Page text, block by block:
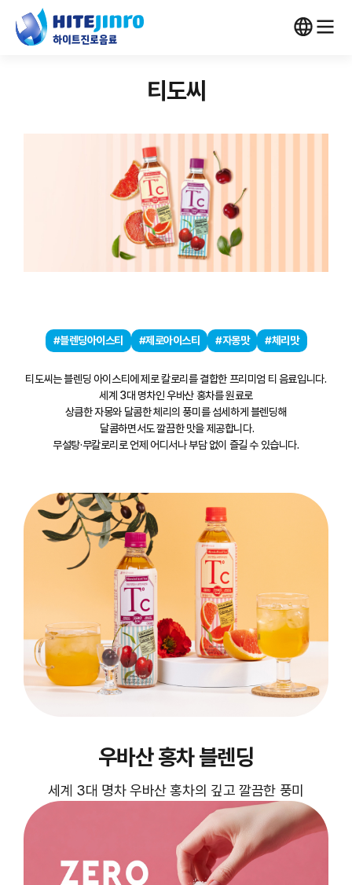
티도씨
#블렌딩아이스티 #제로아이스티 #자몽맛 #체리맛
티도씨는 블렌딩 아이스티에 제로 칼로리를 결합한 프리미엄 티 음료입니다.
세계 3대 명차인 우바산 홍차를 원료로
상큼한 자몽와 달콤한 체리의 풍미를 섬세하게 블렌딩해
달콤하면서도 깔끔한 맛을 제공합니다.
무설탕·무칼로리로 언제 어디서나 부담 없이 즐길 수 있습니다.
우바산 홍차 블렌딩
세계 3대 명차 우바산 홍차의 깊고 깔끔한 풍미